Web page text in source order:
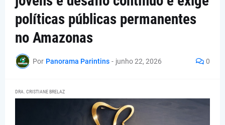
políticas públicas permanentes
no Amazonas
Por Panorama Parintins - junho 22, 2026 0
DRA. CRISTIANE BRELAZ